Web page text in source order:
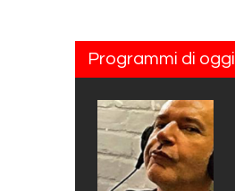
Programmi di oggi